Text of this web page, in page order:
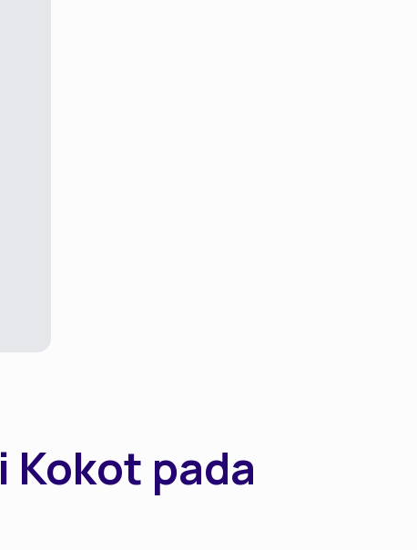
Kokot pada